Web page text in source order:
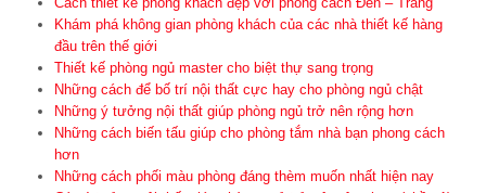
Khám phá không gian phòng khách của các nhà thiết kế hàng
đầu trên thế giới
Thiết kế phòng ngủ master cho biệt thự sang trọng
Những cách để bố trí nội thất cực hay cho phòng ngủ chật
Những ý tưởng nội thất giúp phòng ngủ trở nên rộng hơn
Những cách biến tấu giúp cho phòng tắm nhà bạn phong cách
hơn
Những cách phối màu phòng đáng thèm muốn nhất hiện nay